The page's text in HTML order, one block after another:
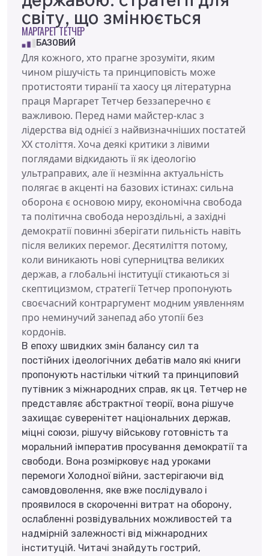
світу, що змінюється
МАРГАРЕТ ТЕТЧЕР
БАЗОВИЙ
Для кожного, хто прагне зрозуміти, яким
чином рішучість та принциповість може
протистояти тиранії та хаосу ця літературна
праця Маргарет Тетчер беззаперечно є
важливою. Перед нами майстер-клас з
лідерства від однієї з найвизначніших постатей
XX століття. Хоча деякі критики з лівими
поглядами відкидають її як ідеологію
ультраправих, але її незмінна актуальність
полягає в акценті на базових істинах: сильна
оборона є основою миру, економічна свобода
та політична свобода нероздільні, а західні
демократії повинні зберігати пильність навіть
після великих перемог. Десятиліття потому,
коли виникають нові суперництва великих
держав, а глобальні інституції стикаються зі
скептицизмом, стратегії Тетчер пропонують
своєчасний контраргумент модним уявленням
про неминучий занепад або утопії без
кордонів.
В епоху швидких змін балансу сил та
постійних ідеологічних дебатів мало які книги
пропонують настільки чіткий та принциповий
путівник з міжнародних справ, як ця. Тетчер не
представляє абстрактної теорії, вона рішуче
захищає суверенітет національних держав,
міцні союзи, рішучу військову готовність та
моральний імператив просування демократії та
свободи. Вона розмірковує над уроками
перемоги Холодної війни, застерігаючи від
самовдоволення, яке вже послідувало і
проявилося в скороченні витрат на оборону,
ослабленні розвідувальних можливостей та
надмірній залежності від міжнародних
інституцій. Читачі знайдуть гострий,